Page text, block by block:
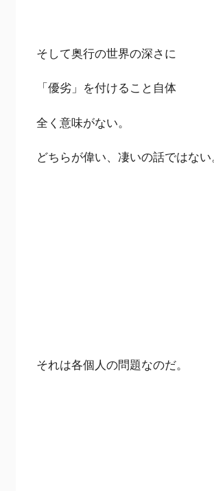
そして奥行の世界の深さに
「優劣」を付けること自体
全く意味がない。
どちらが偉い、凄いの話ではない
それは各個人の問題なのだ。